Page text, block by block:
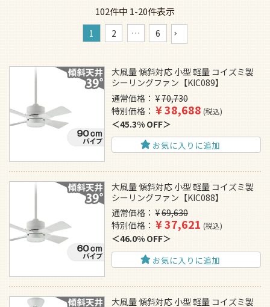
102件中 1-20件表示
1 2 … 6
大風量 傾斜対応 小型 軽量 コイズミ製
シーリングファン【KIC089】
通常価格
¥70,730
特別価格
¥38,688 税込
45.3% OFF
お気に入りに追加
大風量 傾斜対応 小型 軽量 コイズミ製
シーリングファン【KIC088】
通常価格
¥69,630
特別価格
¥37,621 税込
46.0% OFF
お気に入りに追加
大風量 傾斜対応 小型 軽量 コイズミ製